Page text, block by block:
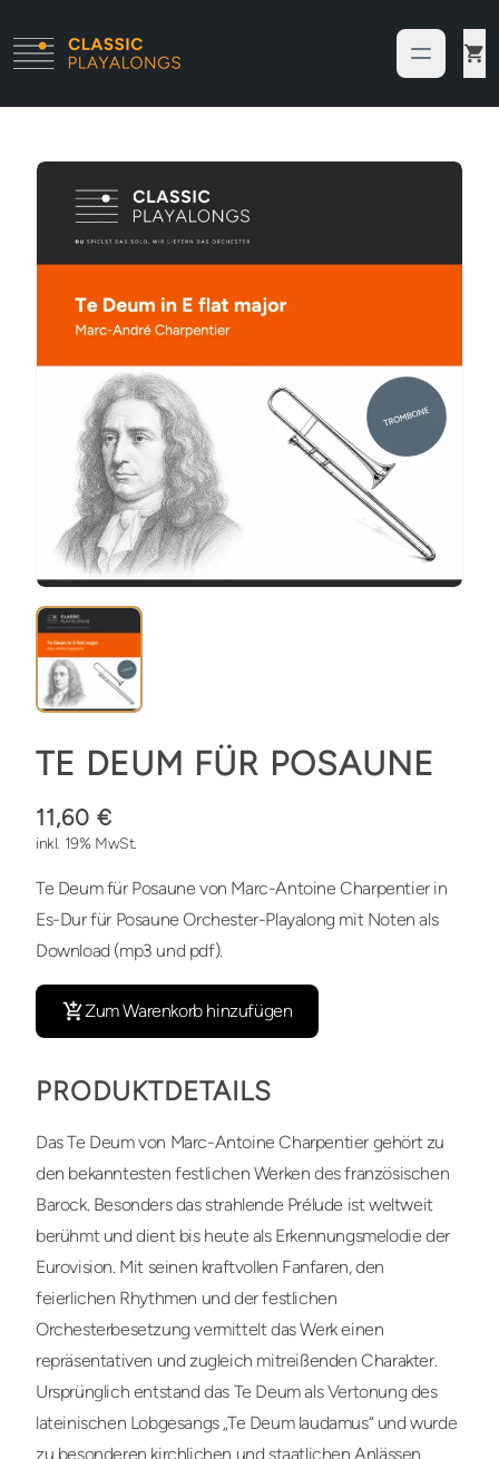
TE DEUM FÜR POSAUNE
11,60 €
inkl. 19% MwSt.
Te Deum für Posaune von Marc-Antoine Charpentier in
Es-Dur für Posaune Orchester-Playalong mit Noten als
Download (mp3 und pdf).
Zum Warenkorb hinzufügen
PRODUKTDETAILS
Das Te Deum von Marc-Antoine Charpentier gehört zu
den bekanntesten festlichen Werken des französischen
Barock. Besonders das strahlende Prélude ist weltweit
berühmt und dient bis heute als Erkennungsmelodie der
Eurovision. Mit seinen kraftvollen Fanfaren, den
feierlichen Rhythmen und der festlichen
Orchesterbesetzung vermittelt das Werk einen
repräsentativen und zugleich mitreißenden Charakter.
Ursprünglich entstand das Te Deum als Vertonung des
lateinischen Lobgesangs „Te Deum laudamus“ und wurde
zu besonderen kirchlichen und staatlichen Anlässen